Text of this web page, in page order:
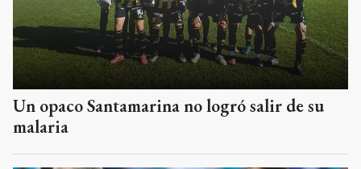
Un opaco Santamarina no logró salir de su
malaria